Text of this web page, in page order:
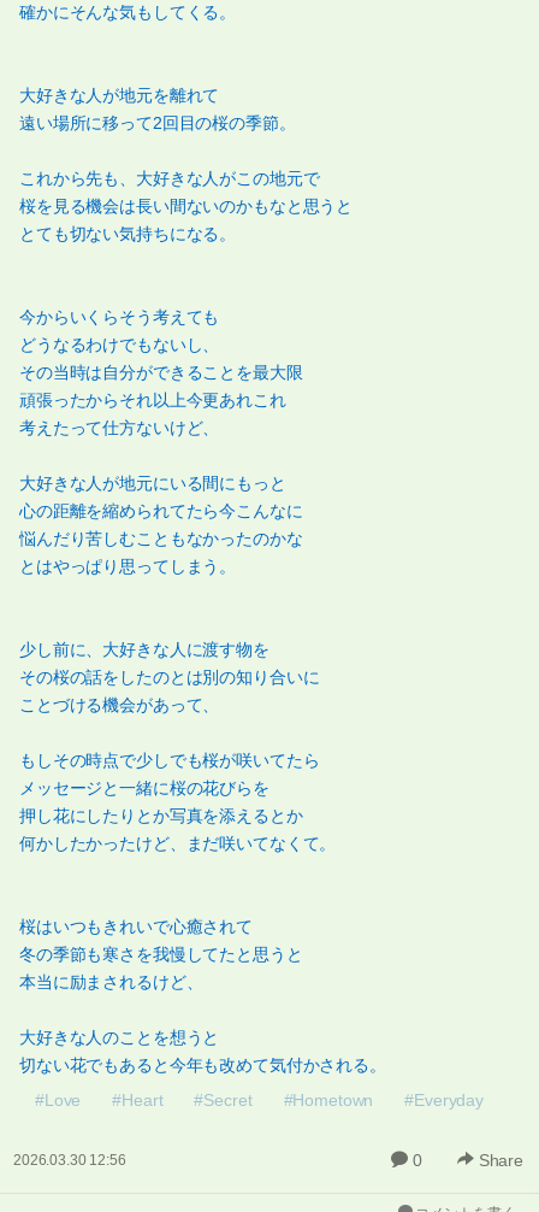
確かにそんな気もしてくる。
大好きな人が地元を離れて
遠い場所に移って2回目の桜の季節。
これから先も、大好きな人がこの地元で
桜を見る機会は長い間ないのかもなと思うと
とても切ない気持ちになる。
今からいくらそう考えても
どうなるわけでもないし、
その当時は自分ができることを最大限
頑張ったからそれ以上今更あれこれ
考えたって仕方ないけど、
大好きな人が地元にいる間にもっと
心の距離を縮められてたら今こんなに
悩んだり苦しむこともなかったのかな
とはやっぱり思ってしまう。
少し前に、大好きな人に渡す物を
その桜の話をしたのとは別の知り合いに
ことづける機会があって、
もしその時点で少しでも桜が咲いてたら
メッセージと一緒に桜の花びらを
押し花にしたりとか写真を添えるとか
何かしたかったけど、まだ咲いてなくて。
桜はいつもきれいで心癒されて
冬の季節も寒さを我慢してたと思うと
本当に励まされるけど、
大好きな人のことを想うと
切ない花でもあると今年も改めて気付かされる。
#Love
#Heart #Secret #Hometown #Everyday
2026.03.30 12:56 0 Share